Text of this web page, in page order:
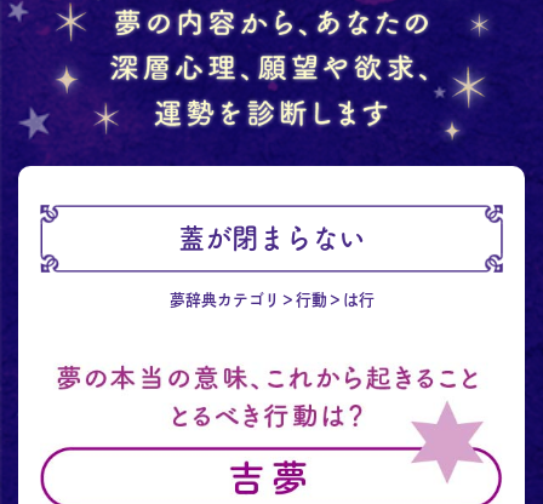
蓋が閉まらない
夢辞典カテゴリ 行動 は行